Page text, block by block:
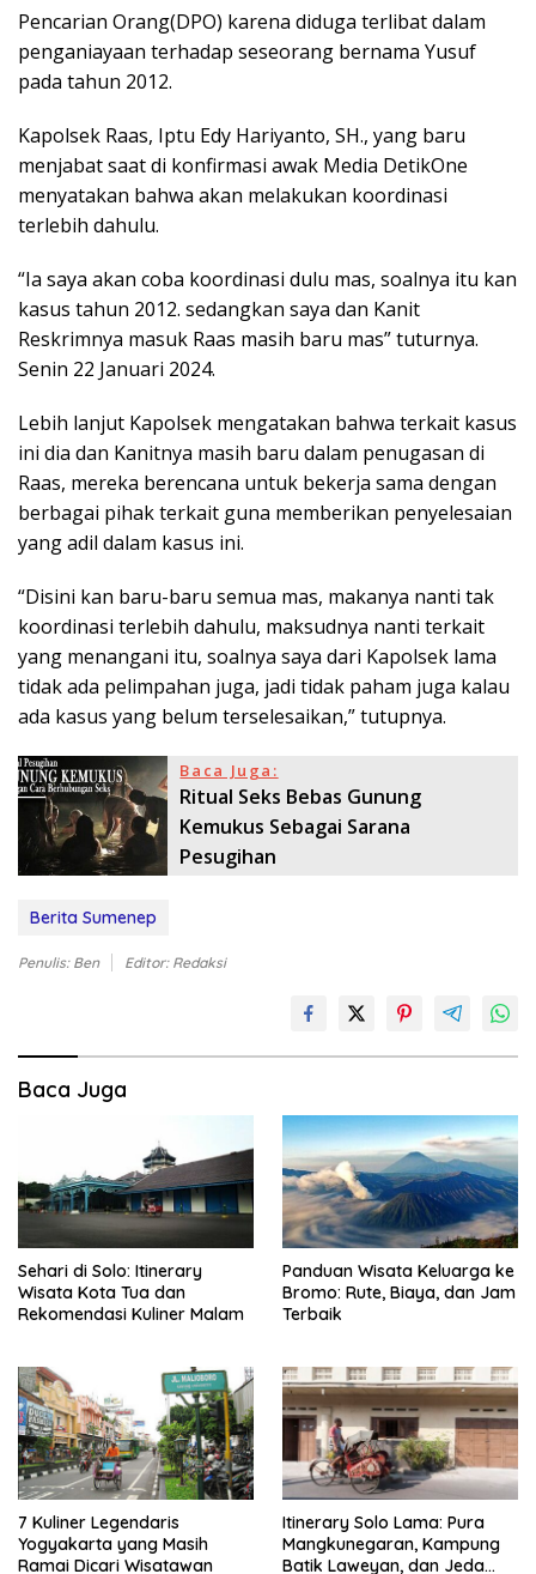
Pencarian Orang(DPO) karena diduga terlibat dalam
penganiayaan terhadap seseorang bernama Yusuf
pada tahun 2012.
Kapolsek Raas, Iptu Edy Hariyanto, SH., yang baru
menjabat saat di konfirmasi awak Media DetikOne
menyatakan bahwa akan melakukan koordinasi
terlebih dahulu.
“Ia saya akan coba koordinasi dulu mas, soalnya itu kan
kasus tahun 2012. sedangkan saya dan Kanit
Reskrimnya masuk Raas masih baru mas” tuturnya.
Senin 22 Januari 2024.
Lebih lanjut Kapolsek mengatakan bahwa terkait kasus
ini dia dan Kanitnya masih baru dalam penugasan di
Raas, mereka berencana untuk bekerja sama dengan
berbagai pihak terkait guna memberikan penyelesaian
yang adil dalam kasus ini.
“Disini kan baru-baru semua mas, makanya nanti tak
koordinasi terlebih dahulu, maksudnya nanti terkait
yang menangani itu, soalnya saya dari Kapolsek lama
tidak ada pelimpahan juga, jadi tidak paham juga kalau
ada kasus yang belum terselesaikan,” tutupnya.
Baca Juga:
Ritual Seks Bebas Gunung
Kemukus Sebagai Sarana
Pesugihan
Berita Sumenep
Penulis: Ben Editor: Redaksi
Baca Juga
Sehari di Solo: Itinerary
Wisata Kota Tua dan
Rekomendasi Kuliner Malam
Panduan Wisata Keluarga ke
Bromo: Rute, Biaya, dan Jam
Terbaik
7 Kuliner Legendaris
Yogyakarta yang Masih
Ramai Dicari Wisatawan
Itinerary Solo Lama: Pura
Mangkunegaran, Kampung
Batik Laweyan, dan Jeda